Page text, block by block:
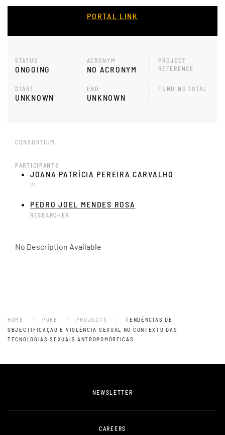
PORTAL LINK
STATUS
ONGOING
ACRONYM
NO ACRONYM
PROJECT
REFERENCE
START
UNKNOWN
END
UNKNOWN
FUNDING TOTAL
CONSORTIUM
PARTICIPANTS
JOANA PATRÍCIA PEREIRA CARVALHO
PI
PEDRO JOEL MENDES ROSA
RESEARCHER
No Description Available
HOME PURE PROJECTS
TENDÊNCIAS DE
OBJECTIFICAÇÃO E VIOLÊNCIA SEXUAL NO CONTEXTO DAS
TECNOLOGIAS SEXUAIS ANTROPOMÓRFICAS
NEWSLETTER
CAREERS